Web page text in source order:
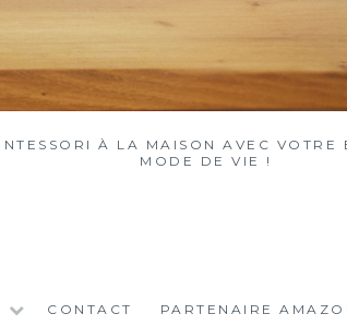
À LA MAISON AVEC
MODE DE VIE !
CONTACT PARTENAIRE